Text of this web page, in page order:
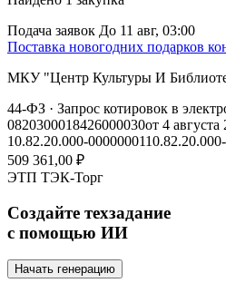
Подача заявок До 11 авг, 03:00
Поставка новогодних подарков
МКУ "Центр Культуры И
44-ФЗ · Запрос котировок в
0820300018426000030от 4 августа
10.82.20.000-00000001
509 361,00 ₽
ЭТП ТЭК-Торг
Создайте техзадание
с помощью ИИ
Начать генерацию